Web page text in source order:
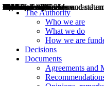
The Authority
Who we are
What we do
How we are
Decisions
Documents
Agreements and
Decisions
Opinions
Public consultations
Hearings
Recommendations
Agreements and
Relazioni annuali
Misure di regolazione
News
Press Releases
Bollettini ART
Convegni ART
President’s interviews
Top articles
President’s speeches and
2004
2005
2010
2013
2014
2015
2016
2017
2018
2019
202
2020
2021
2022
2023
2024
2025
2026
Aereo
Marittimo
Terrestre